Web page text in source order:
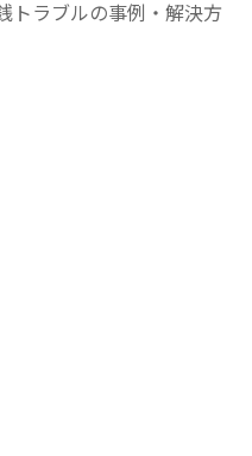
トラブルの事例・解決方